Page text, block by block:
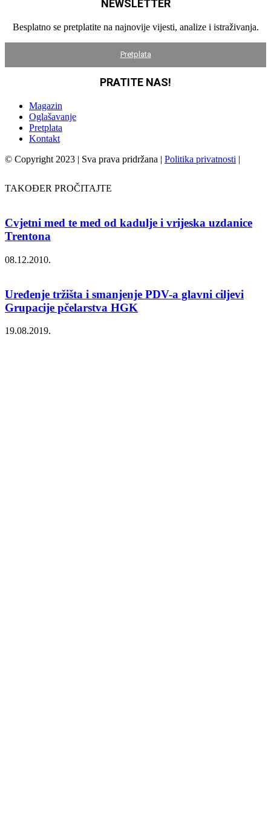
NEWSLETTER
Besplatno se pretplatite na najnovije vijesti, analize i istraživanja.
Pretplata
PRATITE NAS!
Magazin
Oglašavanje
Pretplata
Kontakt
© Copyright 2023 | Sva prava pridržana | Politika privatnosti
TAKOĐER PROČITAJTE
Cvjetni med te med od kadulje i vrijeska uzdanice
Trentona
08.12.2010.
Uređenje tržišta i smanjenje PDV-a glavni ciljevi
Grupacije pčelarstva HGK
19.08.2019.